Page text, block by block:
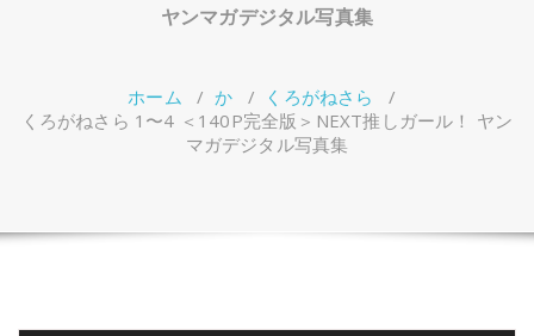
ヤンマガデジタル写真集
ホーム / か / くろがねさら
/
くろがねさら 1〜4 ＜140P完全版＞NEXT推しガール！ ヤン
マガデジタル写真集